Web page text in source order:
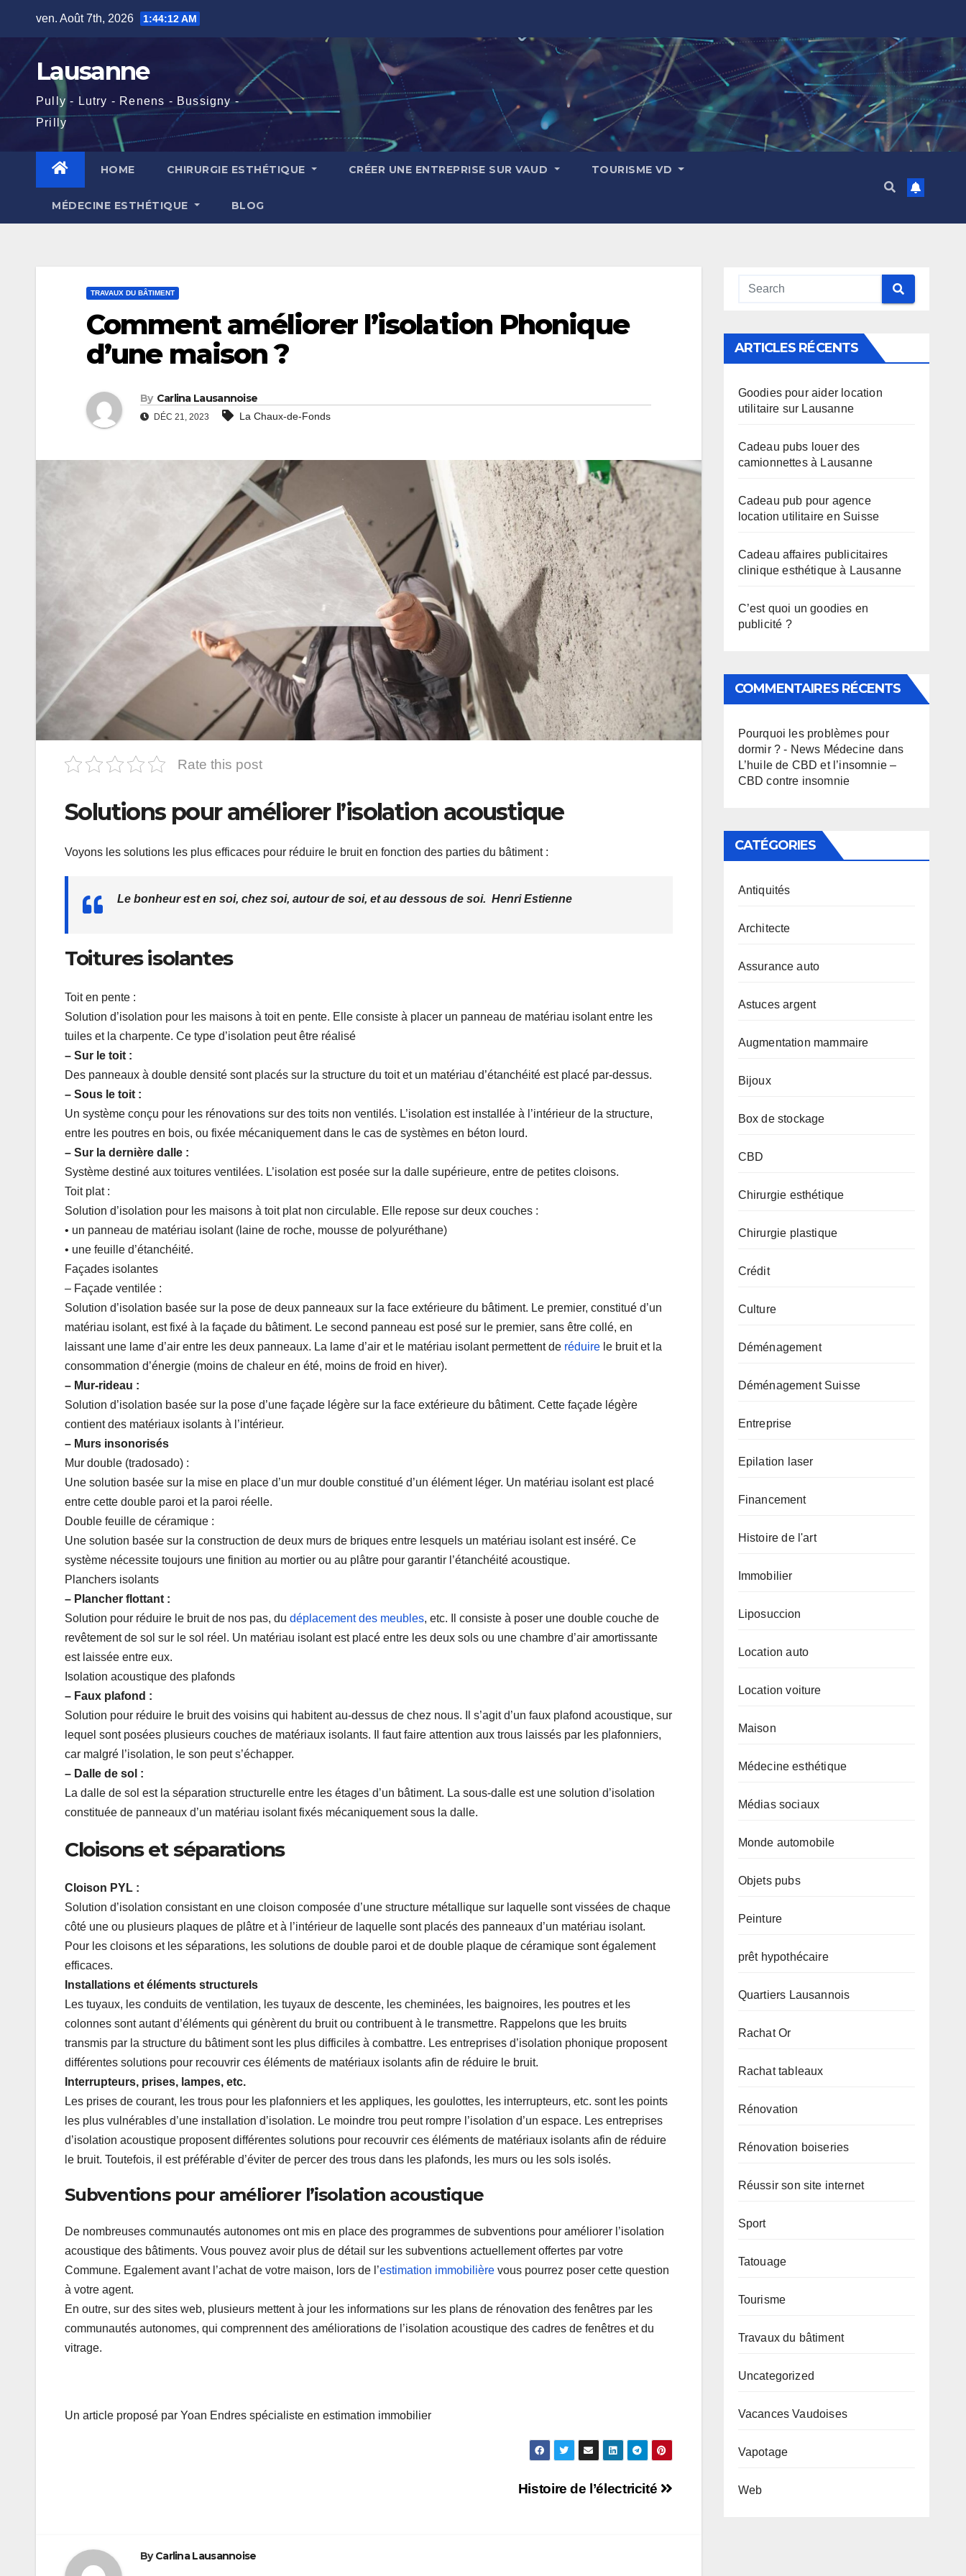
content
ven. Août 7th, 2026 1:44:13 AM
Lausanne
Pully - Lutry - Renens - Bussigny -
Prilly
HOME CHIRURGIE ESTHÉTIQUE CRÉER UNE ENTREPRISE SUR VAUD TOURISME VD
MÉDECINE ESTHÉTIQUE BLOG
TRAVAUX DU BÂTIMENT
Comment améliorer l’isolation Phonique
d’une maison ?
By Carlina Lausannoise
DÉC 21, 2023 La Chaux-de-Fonds
Rate this post
Solutions pour améliorer l’isolation acoustique
Voyons les solutions les plus efficaces pour réduire le bruit en fonction des parties du bâtiment :
Le bonheur est en soi, chez soi, autour de soi, et au dessous de soi. Henri Estienne
Toitures isolantes
Toit en pente :
Solution d’isolation pour les maisons à toit en pente. Elle consiste à placer un panneau de matériau isolant entre les
tuiles et la charpente. Ce type d’isolation peut être réalisé
– Sur le toit :
Des panneaux à double densité sont placés sur la structure du toit et un matériau d’étanchéité est placé par-dessus.
– Sous le toit :
Un système conçu pour les rénovations sur des toits non ventilés. L’isolation est installée à l’intérieur de la structure,
entre les poutres en bois, ou fixée mécaniquement dans le cas de systèmes en béton lourd.
– Sur la dernière dalle :
Système destiné aux toitures ventilées. L’isolation est posée sur la dalle supérieure, entre de petites cloisons.
Toit plat :
Solution d’isolation pour les maisons à toit plat non circulable. Elle repose sur deux couches :
• un panneau de matériau isolant (laine de roche, mousse de polyuréthane)
• une feuille d’étanchéité.
Façades isolantes
– Façade ventilée :
Solution d’isolation basée sur la pose de deux panneaux sur la face extérieure du bâtiment. Le premier, constitué d’un
matériau isolant, est fixé à la façade du bâtiment. Le second panneau est posé sur le premier, sans être collé, en
laissant une lame d’air entre les deux panneaux. La lame d’air et le matériau isolant permettent de réduire le bruit et la
consommation d’énergie (moins de chaleur en été, moins de froid en hiver).
– Mur-rideau :
Solution d’isolation basée sur la pose d’une façade légère sur la face extérieure du bâtiment. Cette façade légère
contient des matériaux isolants à l’intérieur.
– Murs insonorisés
Mur double (tradosado) :
Une solution basée sur la mise en place d’un mur double constitué d’un élément léger. Un matériau isolant est placé
entre cette double paroi et la paroi réelle.
Double feuille de céramique :
Une solution basée sur la construction de deux murs de briques entre lesquels un matériau isolant est inséré. Ce
système nécessite toujours une finition au mortier ou au plâtre pour garantir l’étanchéité acoustique.
Planchers isolants
– Plancher flottant :
Solution pour réduire le bruit de nos pas, du déplacement des meubles, etc. Il consiste à poser une double couche de
revêtement de sol sur le sol réel. Un matériau isolant est placé entre les deux sols ou une chambre d’air amortissante
est laissée entre eux.
Isolation acoustique des plafonds
– Faux plafond :
Solution pour réduire le bruit des voisins qui habitent au-dessus de chez nous. Il s’agit d’un faux plafond acoustique, sur
lequel sont posées plusieurs couches de matériaux isolants. Il faut faire attention aux trous laissés par les plafonniers,
car malgré l’isolation, le son peut s’échapper.
– Dalle de sol :
La dalle de sol est la séparation structurelle entre les étages d’un bâtiment. La sous-dalle est une solution d’isolation
constituée de panneaux d’un matériau isolant fixés mécaniquement sous la dalle.
Cloisons et séparations
Cloison PYL :
Solution d’isolation consistant en une cloison composée d’une structure métallique sur laquelle sont vissées de chaque
côté une ou plusieurs plaques de plâtre et à l’intérieur de laquelle sont placés des panneaux d’un matériau isolant.
Pour les cloisons et les séparations, les solutions de double paroi et de double plaque de céramique sont également
efficaces.
Installations et éléments structurels
Les tuyaux, les conduits de ventilation, les tuyaux de descente, les cheminées, les baignoires, les poutres et les
colonnes sont autant d’éléments qui génèrent du bruit ou contribuent à le transmettre. Rappelons que les bruits
transmis par la structure du bâtiment sont les plus difficiles à combattre. Les entreprises d’isolation phonique proposent
différentes solutions pour recouvrir ces éléments de matériaux isolants afin de réduire le bruit.
Interrupteurs, prises, lampes, etc.
Les prises de courant, les trous pour les plafonniers et les appliques, les goulottes, les interrupteurs, etc. sont les points
les plus vulnérables d’une installation d’isolation. Le moindre trou peut rompre l’isolation d’un espace. Les entreprises
d’isolation acoustique proposent différentes solutions pour recouvrir ces éléments de matériaux isolants afin de réduire
le bruit. Toutefois, il est préférable d’éviter de percer des trous dans les plafonds, les murs ou les sols isolés.
Subventions pour améliorer l’isolation acoustique
De nombreuses communautés autonomes ont mis en place des programmes de subventions pour améliorer l’isolation
acoustique des bâtiments. Vous pouvez avoir plus de détail sur les subventions actuellement offertes par votre
Commune. Egalement avant l’achat de votre maison, lors de l’estimation immobilière vous pourrez poser cette question
à votre agent.
En outre, sur des sites web, plusieurs mettent à jour les informations sur les plans de rénovation des fenêtres par les
communautés autonomes, qui comprennent des améliorations de l’isolation acoustique des cadres de fenêtres et du
vitrage.
Un article proposé par Yoan Endres spécialiste en estimation immobilier
l’article
Histoire de l’électricité
ByCarlina Lausannoise
ARTICLES RÉCENTS
Goodies pour aider location
utilitaire sur Lausanne
Cadeau pubs louer des
camionnettes à Lausanne
Cadeau pub pour agence
location utilitaire en Suisse
Cadeau affaires publicitaires
clinique esthétique à Lausanne
C’est quoi un goodies en
publicité ?
COMMENTAIRES RÉCENTS
Pourquoi les problèmes pour
dormir ? - News Médecine dans
L’huile de CBD et l’insomnie –
CBD contre insomnie
CATÉGORIES
Antiquités
Architecte
Assurance auto
Astuces argent
Augmentation mammaire
Bijoux
Box de stockage
CBD
Chirurgie esthétique
Chirurgie plastique
Crédit
Culture
Déménagement
Déménagement Suisse
Entreprise
Epilation laser
Financement
Histoire de l'art
Immobilier
Liposuccion
Location auto
Location voiture
Maison
Médecine esthétique
Médias sociaux
Monde automobile
Objets pubs
Peinture
prêt hypothécaire
Quartiers Lausannois
Rachat Or
Rachat tableaux
Rénovation
Rénovation boiseries
Réussir son site internet
Sport
Tatouage
Tourisme
Travaux du bâtiment
Uncategorized
Vacances Vaudoises
Vapotage
Web